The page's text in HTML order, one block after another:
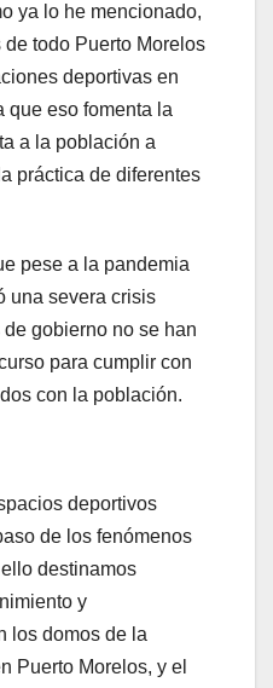
ya lo he mencionado,
todo Puerto Morelos
deportivas en
que eso fomenta la
a la población a
práctica de diferentes
pese a la pandemia
una severa crisis
gobierno no se han
para cumplir con
con la población.
deportivos
de los fenómenos
destinamos
y
los domos de la
Puerto Morelos, y el